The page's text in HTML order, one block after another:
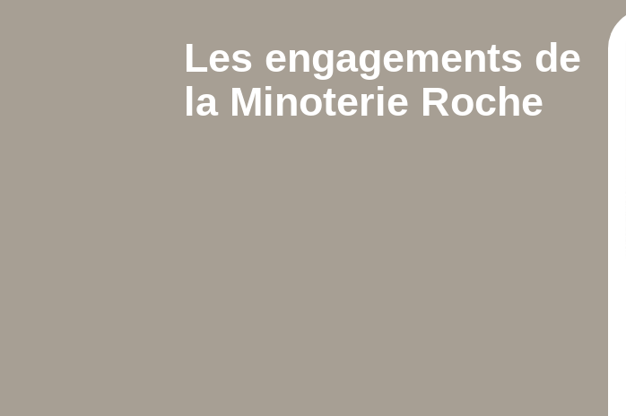
Les engagements de
la Minoterie Roche